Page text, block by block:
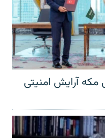
آرایش امنیتی